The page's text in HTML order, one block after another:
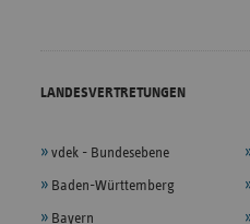
LANDESVERTRETUNGEN
vdek - Bundesebene
Baden-Württemberg
Bayern